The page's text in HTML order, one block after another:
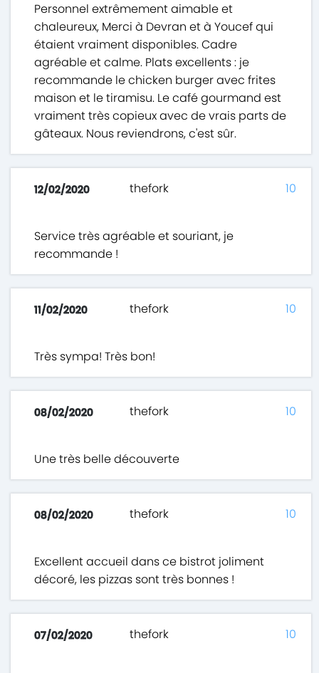
Personnel extrêmement aimable et
chaleureux, Merci à Devran et à Youcef qui
étaient vraiment disponibles. Cadre
agréable et calme. Plats excellents : je
recommande le chicken burger avec frites
maison et le tiramisu. Le café gourmand est
vraiment très copieux avec de vrais parts de
gâteaux. Nous reviendrons, c'est sûr.
12/02/2020 thefork
Service très agréable et souriant, je
recommande !
10
11/02/2020 thefork
Très sympa! Très bon!
10
08/02/2020 thefork
Une très belle découverte
10
08/02/2020 thefork
Excellent accueil dans ce bistrot joliment
décoré, les pizzas sont très bonnes !
10
07/02/2020 thefork 10